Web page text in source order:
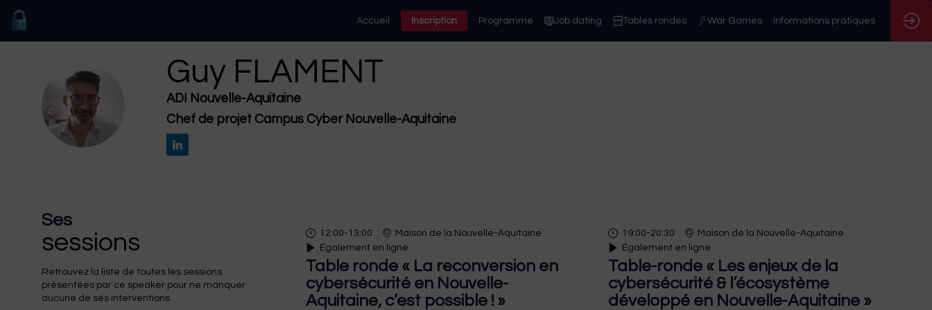
Accueil Inscription Programme Job dating Tables rondes War Games Informations pratiques
GF
Guy FLAMENT
ADI Nouvelle-Aquitaine
Chef de projet Campus Cyber Nouvelle-Aquitaine
Ses
sessions
Retrouvez la liste de toutes les sessions
présentées par ce speaker pour ne manquer
aucune de ses interventions.
12:00- 13:00
Maison de la Nouvelle-Aquitaine
Également en ligne
Table ronde « La reconversion en
cybersécurité en Nouvelle-
Aquitaine, c’est possible ! »
19:00-20:30
Maison de la Nouvelle-Aquitaine
Également en ligne
Table-ronde « Les enjeux de la
cybersécurité & l’écosystème
développé en Nouvelle-Aquitaine »